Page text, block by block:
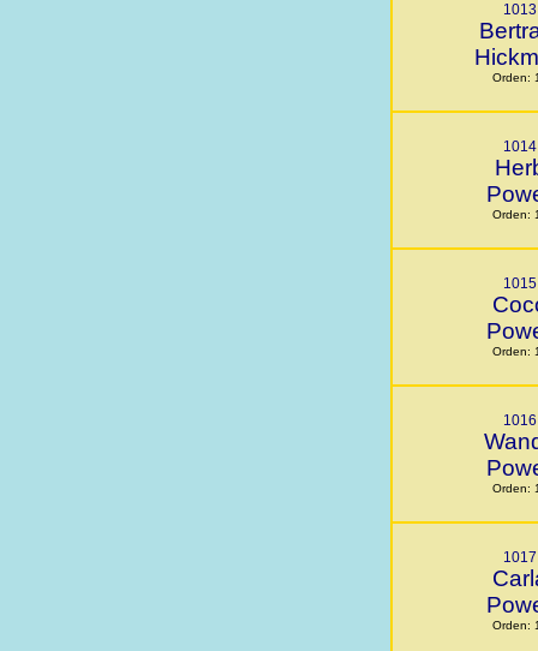
1013
Orden:
1014
Orden:
1015
Orden:
1016
Orden:
1017
Orden: